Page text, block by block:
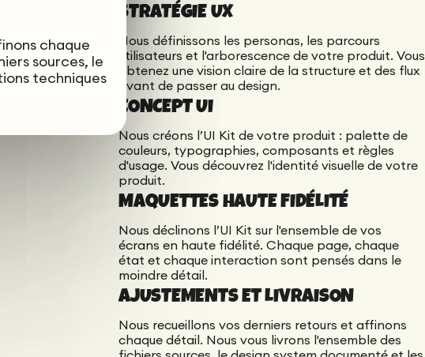
chaque
sources, le
techniques
STRATÉGIE UX
Nous définissons les personas, les parcours
utilisateurs et l'arborescence de votre produit. Vous
obtenez une vision claire de la structure et des flux
avant de passer au design.
CONCEPT UI
Nous créons l’UI Kit de votre produit : palette de
couleurs, typographies, composants et règles
d'usage. Vous découvrez l'identité visuelle de votre
produit.
MAQUETTES HAUTE FIDÉLITÉ
Nous déclinons l’UI Kit sur l'ensemble de vos
écrans en haute fidélité. Chaque page, chaque
état et chaque interaction sont pensés dans le
moindre détail.
AJUSTEMENTS ET LIVRAISON
Nous recueillons vos derniers retours et affinons
chaque détail. Nous vous livrons l'ensemble des